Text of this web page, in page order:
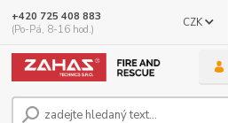
CZK
+420 725 408 883
(Po-Pá, 8-16 hod.)